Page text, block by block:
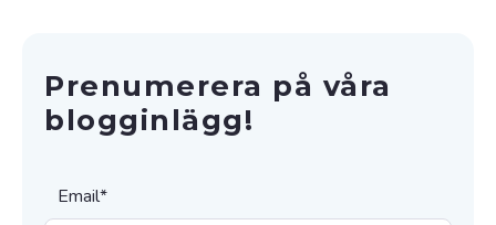
Prenumerera på våra
blogginlägg!
Email*